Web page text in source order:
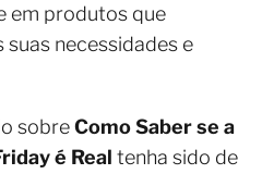
em produtos que
necessidades e
sobreComo Saber se a
é Real tenha sido de